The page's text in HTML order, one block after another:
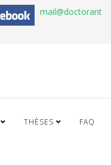
mail@doctorant
THÈSES FAQ